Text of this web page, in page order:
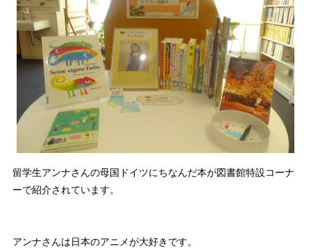
留学生アンナさんの母国ドイツにちなんだ本が図書館特設コーナ
ーで紹介されています。
アンナさんは日本のアニメが大好きです。